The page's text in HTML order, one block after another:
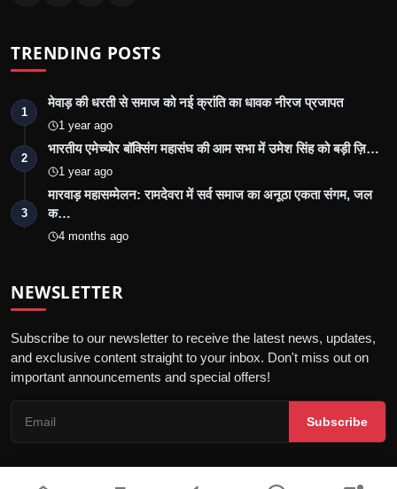
TRENDING POSTS
1
मेवाड़ की धरती से समाज को नई क्रांति का धावक नीरज प्रजापत
1 year ago
2
भारतीय एमेच्योर बॉक्सिंग महासंघ की आम सभा में उमेश सिंह को बड़ी ज़ि…
1 year ago
3
मारवाड़ महासम्मेलन: रामदेवरा में सर्व समाज का अनूठा एकता संगम, जल
क…
4 months ago
NEWSLETTER
Subscribe to our newsletter to receive the latest news, updates,
and exclusive content straight to your inbox. Don't miss out on
important announcements and special offers!
Subscribe